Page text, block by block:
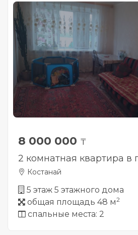
8 000 000 ₸
2 комнатная квартира в
Костанай
5 этаж 5 этажного дома
общая площадь 48 м2
спальные места: 2